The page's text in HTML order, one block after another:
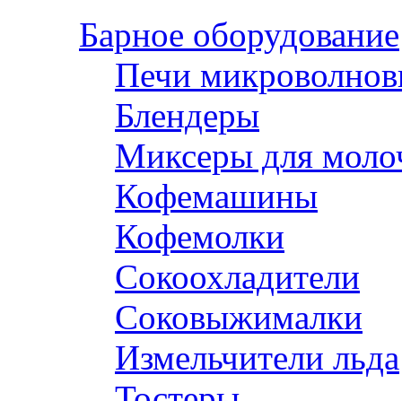
Барное оборудование
Печи
Блендеры
Миксеры для
Кофемашины
Кофемолки
Сокоохладители
Соковыжималки
Измельчители льда